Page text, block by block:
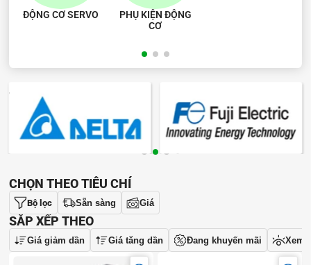
ĐỘNG CƠ SERVO
PHỤ KIỆN ĐỘNG
CƠ
THƯƠNG HIỆU
CHỌN THEO TIÊU CHÍ
Bộ lọc Sẵn sàng Giá
SẮP XẾP THEO
Giá giảm dần Giá tăng dần Đang khuyến mãi Xem